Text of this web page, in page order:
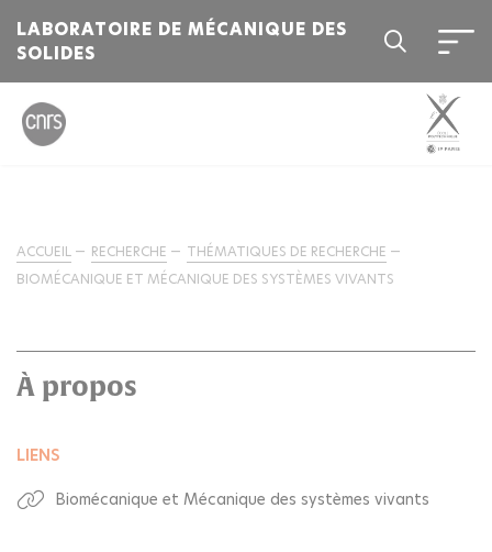
LABORATOIRE DE MÉCANIQUE DES
SOLIDES
ACCUEIL RECHERCHE
THÉMATIQUES DE RECHERCHE
BIOMÉCANIQUE ET MÉCANIQUE DES SYSTÈMES VIVANTS
À propos
LIENS
Biomécanique et Mécanique des systèmes vivants